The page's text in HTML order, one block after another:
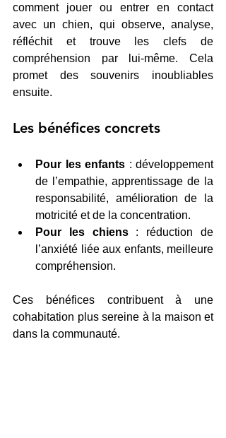
comment jouer ou entrer en contact
avec un chien, qui observe, analyse,
réfléchit et trouve les clefs de
compréhension par lui-même. Cela
promet des souvenirs inoubliables
ensuite.
Les bénéfices concrets
Pour les enfants : développement
de l’empathie, apprentissage de la
responsabilité, amélioration de la
motricité et de la concentration.
Pour les chiens : réduction de
l’anxiété liée aux enfants, meilleure
compréhension.
Ces bénéfices contribuent à une
cohabitation plus sereine à la maison et
dans la communauté.